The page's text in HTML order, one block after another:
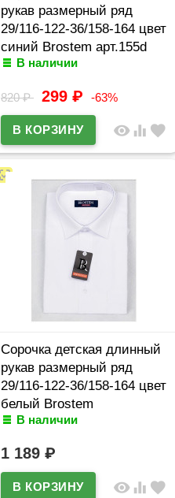
рукав размерный ряд
29/116-122-36/158-164 цвет
синий Brostem арт.155d
В наличии
820₽ 299 ₽ -63%
visibility equalizer favorite
Сорочка детская длинный
рукав размерный ряд
29/116-122-36/158-164 цвет
белый Brostem
арт.MO4701d
В наличии
1 189 ₽
visibility equalizer favorite